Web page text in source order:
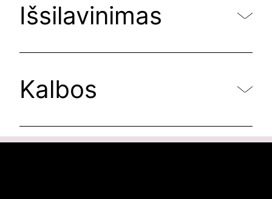
Išsilavinimas
Kalbos